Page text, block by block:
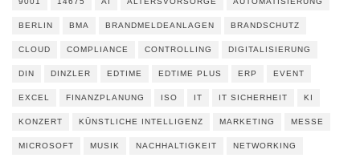
BERLIN BMA BRANDMELDEANLAGEN BRANDSCHUTZ
CLOUD COMPLIANCE CONTROLLING DIGITALISIERUNG
DIN DINZLER EDTIME EDTIME PLUS ERP EVENT
EXCEL FINANZPLANUNG ISO IT IT SICHERHEIT KI
KONZERT KÜNSTLICHE INTELLIGENZ MARKETING MESSE
MICROSOFT MUSIK NACHHALTIGKEIT NETWORKING